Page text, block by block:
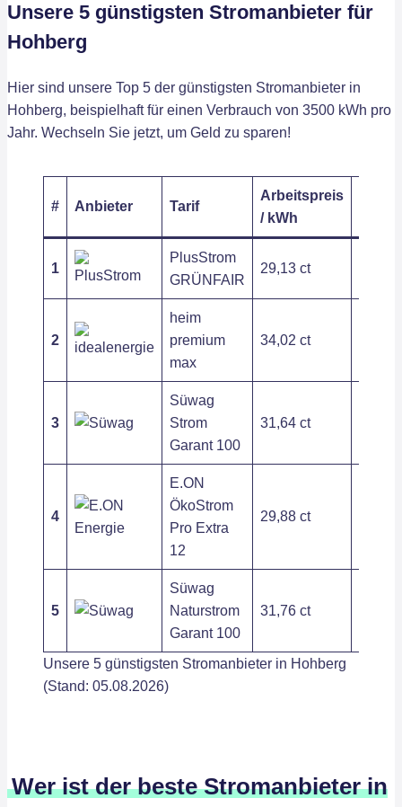
Unsere 5 günstigsten Stromanbieter für
Hohberg
Hier sind unsere Top 5 der günstigsten Stromanbieter in
Hohberg, beispielhaft für einen Verbrauch von 3500 kWh pro
Jahr. Wechseln Sie jetzt, um Geld zu sparen!
# Anbieter Tarif
Arbeitspreis
/ kWh
1
PlusStrom
GRÜNFAIR
29,13 ct
2
heim
premium
max
34,02 ct
3
Süwag
Strom
Garant 100
31,64 ct
4
E.ON
ÖkoStrom
Pro Extra
12
29,88 ct
5
Süwag
Naturstrom
Garant 100
31,76 ct
Unsere 5 günstigsten Stromanbieter in Hohberg
(Stand: 05.08.2026)
Wer ist der beste Stromanbieter in